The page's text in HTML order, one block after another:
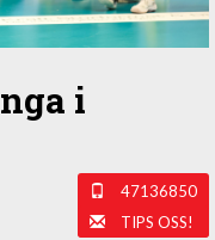
i
47136850
TIPS OSS!